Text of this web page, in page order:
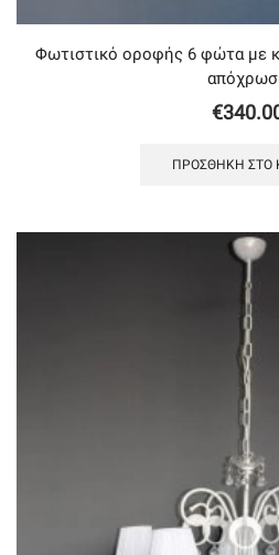
Φωτιστικό οροφής 6 φώτα με
€
ΠΡΟΣΘΉΚΗ ΣΤΟ